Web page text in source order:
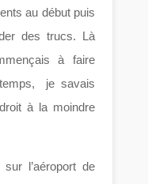
au début puis
des trucs. Là
à faire
je savais
à la moindre
l’aéroport de